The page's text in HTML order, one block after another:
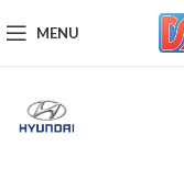
MENU